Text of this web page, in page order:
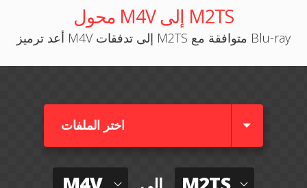
محول M4V إلى M2TS
أعد ترميز M4V إلى تدفقات M2TS متوافقة مع Blu-ray
اختر الملفات